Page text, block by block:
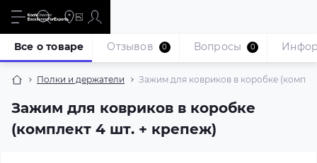
Полки и держатели Зажим для ковриков в коробке
Зажим для ковриков в коробке
(комплект 4 шт. + крепеж)
Все о товаре Отзывов 0 Вопросы 0